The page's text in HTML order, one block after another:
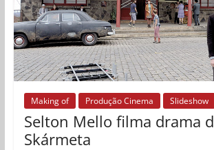
Making of Produção Cinema Slideshow
Selton Mello filma drama
Skármeta